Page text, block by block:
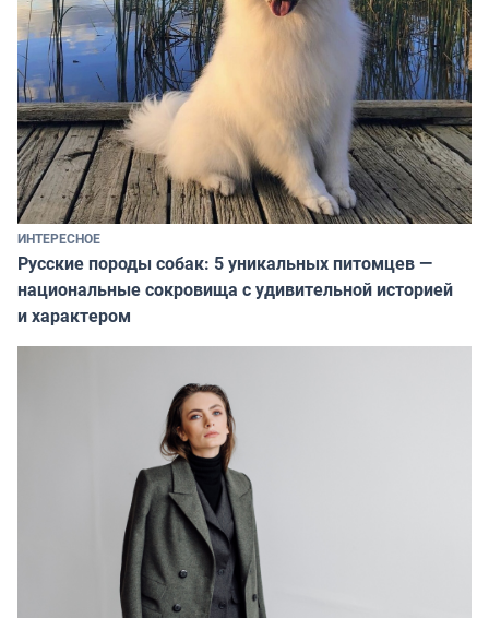
ИНТЕРЕСНОЕ
Русские породы собак: 5 уникальных питомцев —
национальные сокровища с удивительной историей
и характером